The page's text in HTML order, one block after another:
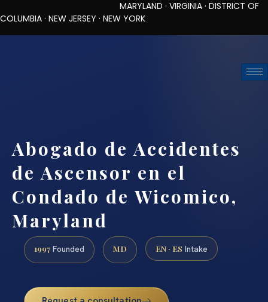
MARYLAND · VIRGINIA · DISTRICT OF
COLUMBIA · NEW JERSEY · NEW YORK
Abogado de Accidentes
de Ascensor en el
Condado de Wicomico,
Maryland
1997 Founded MD EN · ES Intake